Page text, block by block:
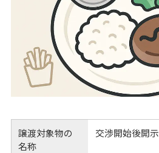
譲渡対象物の
名称
交渉開始後開示